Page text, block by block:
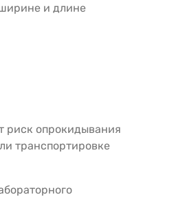
и длине
риск опрокидывания
транспортировке